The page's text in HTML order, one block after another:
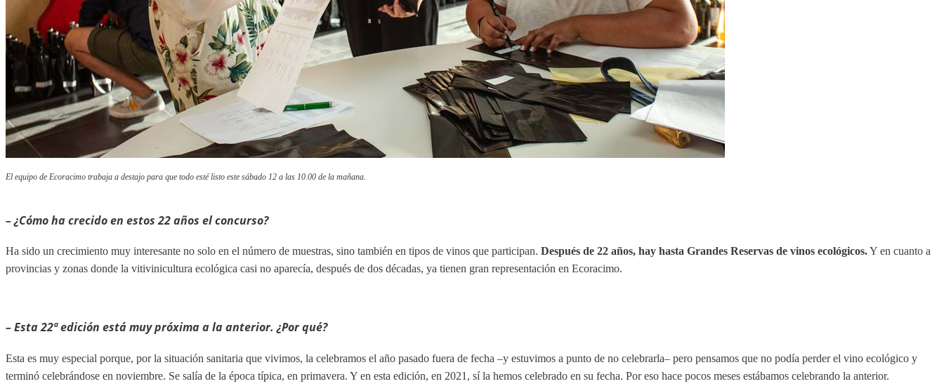
El equipo de Ecoracimo trabaja a destajo para que todo esté listo este sábado 12 a las 10.00 de la mañana.
– ¿Cómo ha crecido en estos 22 años el concurso?
Ha sido un crecimiento muy interesante no solo en el número de muestras, sino también en tipos de vinos que participan. Después de 22 años, hay hasta Grandes Reservas de vinos ecológicos.Y en cuanto a
provincias y zonas donde la vitivinicultura ecológica casi no aparecía, después de dos décadas, ya tienen gran representación en Ecoracimo.
– Esta 22ª edición está muy próxima a la anterior. ¿Por qué?
Esta es muy especial porque, por la situación sanitaria que vivimos, la celebramos el año pasado fuera de fecha –y estuvimos a punto de no celebrarla– pero pensamos que no podía perder el vino ecológico y
terminó celebrándose en noviembre. Se salía de la época típica, en primavera. Y en esta edición, en 2021, sí la hemos celebrado en su fecha. Por eso hace pocos meses estábamos celebrando la anterior.